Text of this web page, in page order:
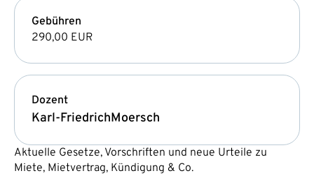
Gebühren
290,00 EUR
Dozent
Karl-FriedrichMoersch
Aktuelle Gesetze, Vorschriften und neue Urteile zu
Miete, Mietvertrag, Kündigung & Co.